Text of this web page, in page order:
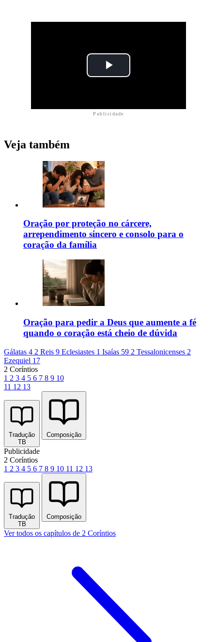
Publicidade
Veja também
Oração por proteção no cárcere,
arrependimento sincero e consolo para o
coração da família
Oração para pedir a Deus que aumente a fé
quando o coração está cheio de dúvida
Gálatas 4 2 Reis 9 Eclesiastes 1 Isaías 59 2 Tessalonicenses 2
Ezequiel 17
2 Coríntios
1 2 3 4 5 6 7 8 9 10
11 12 13
Tradução
TB
Composição
Publicidade
2 Coríntios
1 2 3 4 5 6 7 8 9 10 11 12 13
Tradução
TB
Composição
Ver todos os capítulos de 2 Coríntios